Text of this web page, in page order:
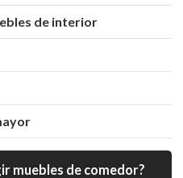
de interior
muebles de comedor?